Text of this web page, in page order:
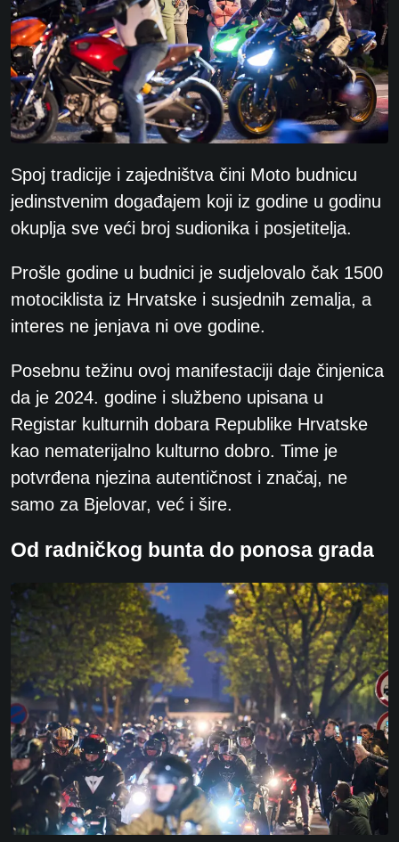
Spoj tradicije i zajedništva čini Moto budnicu
jedinstvenim događajem koji iz godine u godinu
okuplja sve veći broj sudionika i posjetitelja.
Prošle godine u budnici je sudjelovalo čak 1500
motociklista iz Hrvatske i susjednih zemalja, a
interes ne jenjava ni ove godine.
Posebnu težinu ovoj manifestaciji daje činjenica
da je 2024. godine i službeno upisana u
Registar kulturnih dobara Republike Hrvatske
kao nematerijalno kulturno dobro. Time je
potvrđena njezina autentičnost i značaj, ne
samo za Bjelovar, već i šire.
Od radničkog bunta do ponosa grada